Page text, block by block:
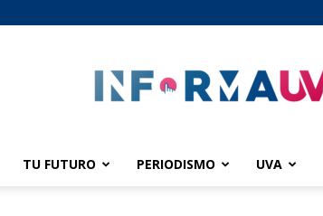
informaUVA
TU FUTURO PERIODISMO UVA